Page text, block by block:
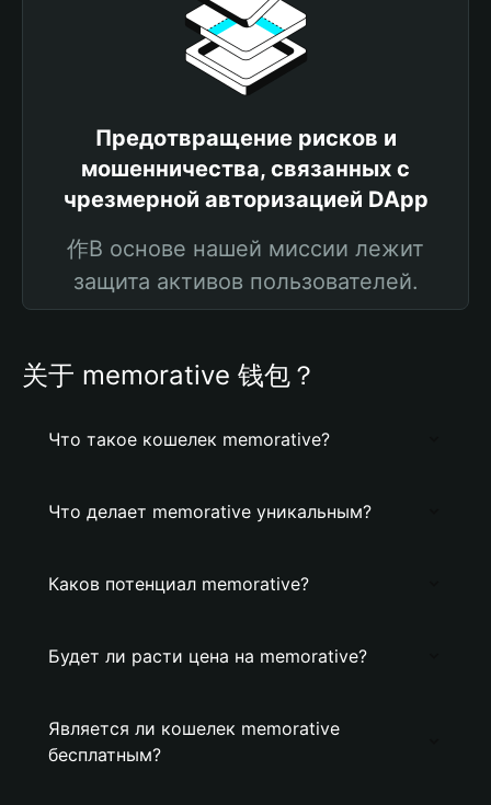
Предотвращение рисков и
мошенничества, связанных с
чрезмерной авторизацией DApp
作В основе нашей миссии лежит
защита активов пользователей.
关于 memorative 钱包？
Что такое кошелек memorative?
Что делает memorative уникальным?
Каков потенциал memorative?
Будет ли расти цена на memorative?
Является ли кошелек memorative
бесплатным?